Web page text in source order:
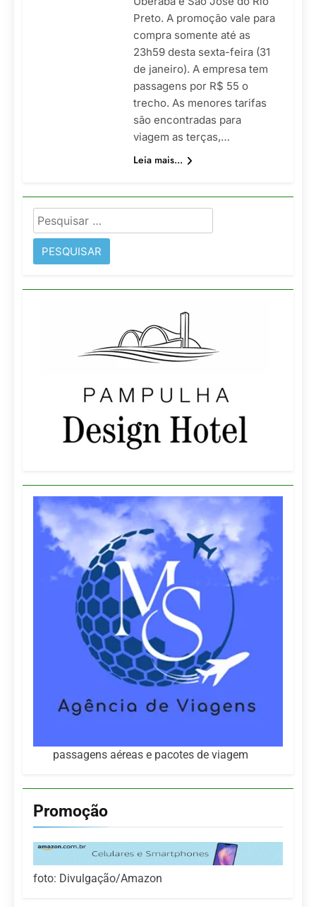
Preto. A promoção vale para
compra somente até as
23h59 desta sexta-feira (31
de janeiro). A empresa tem
passagens por R$ 55 o
trecho. As menores tarifas
são encontradas para
viagem as terças,…
Leia mais...
Pesquisar
por:
passagens aéreas e pacotes de viagem
Promoção
foto: Divulgação/Amazon